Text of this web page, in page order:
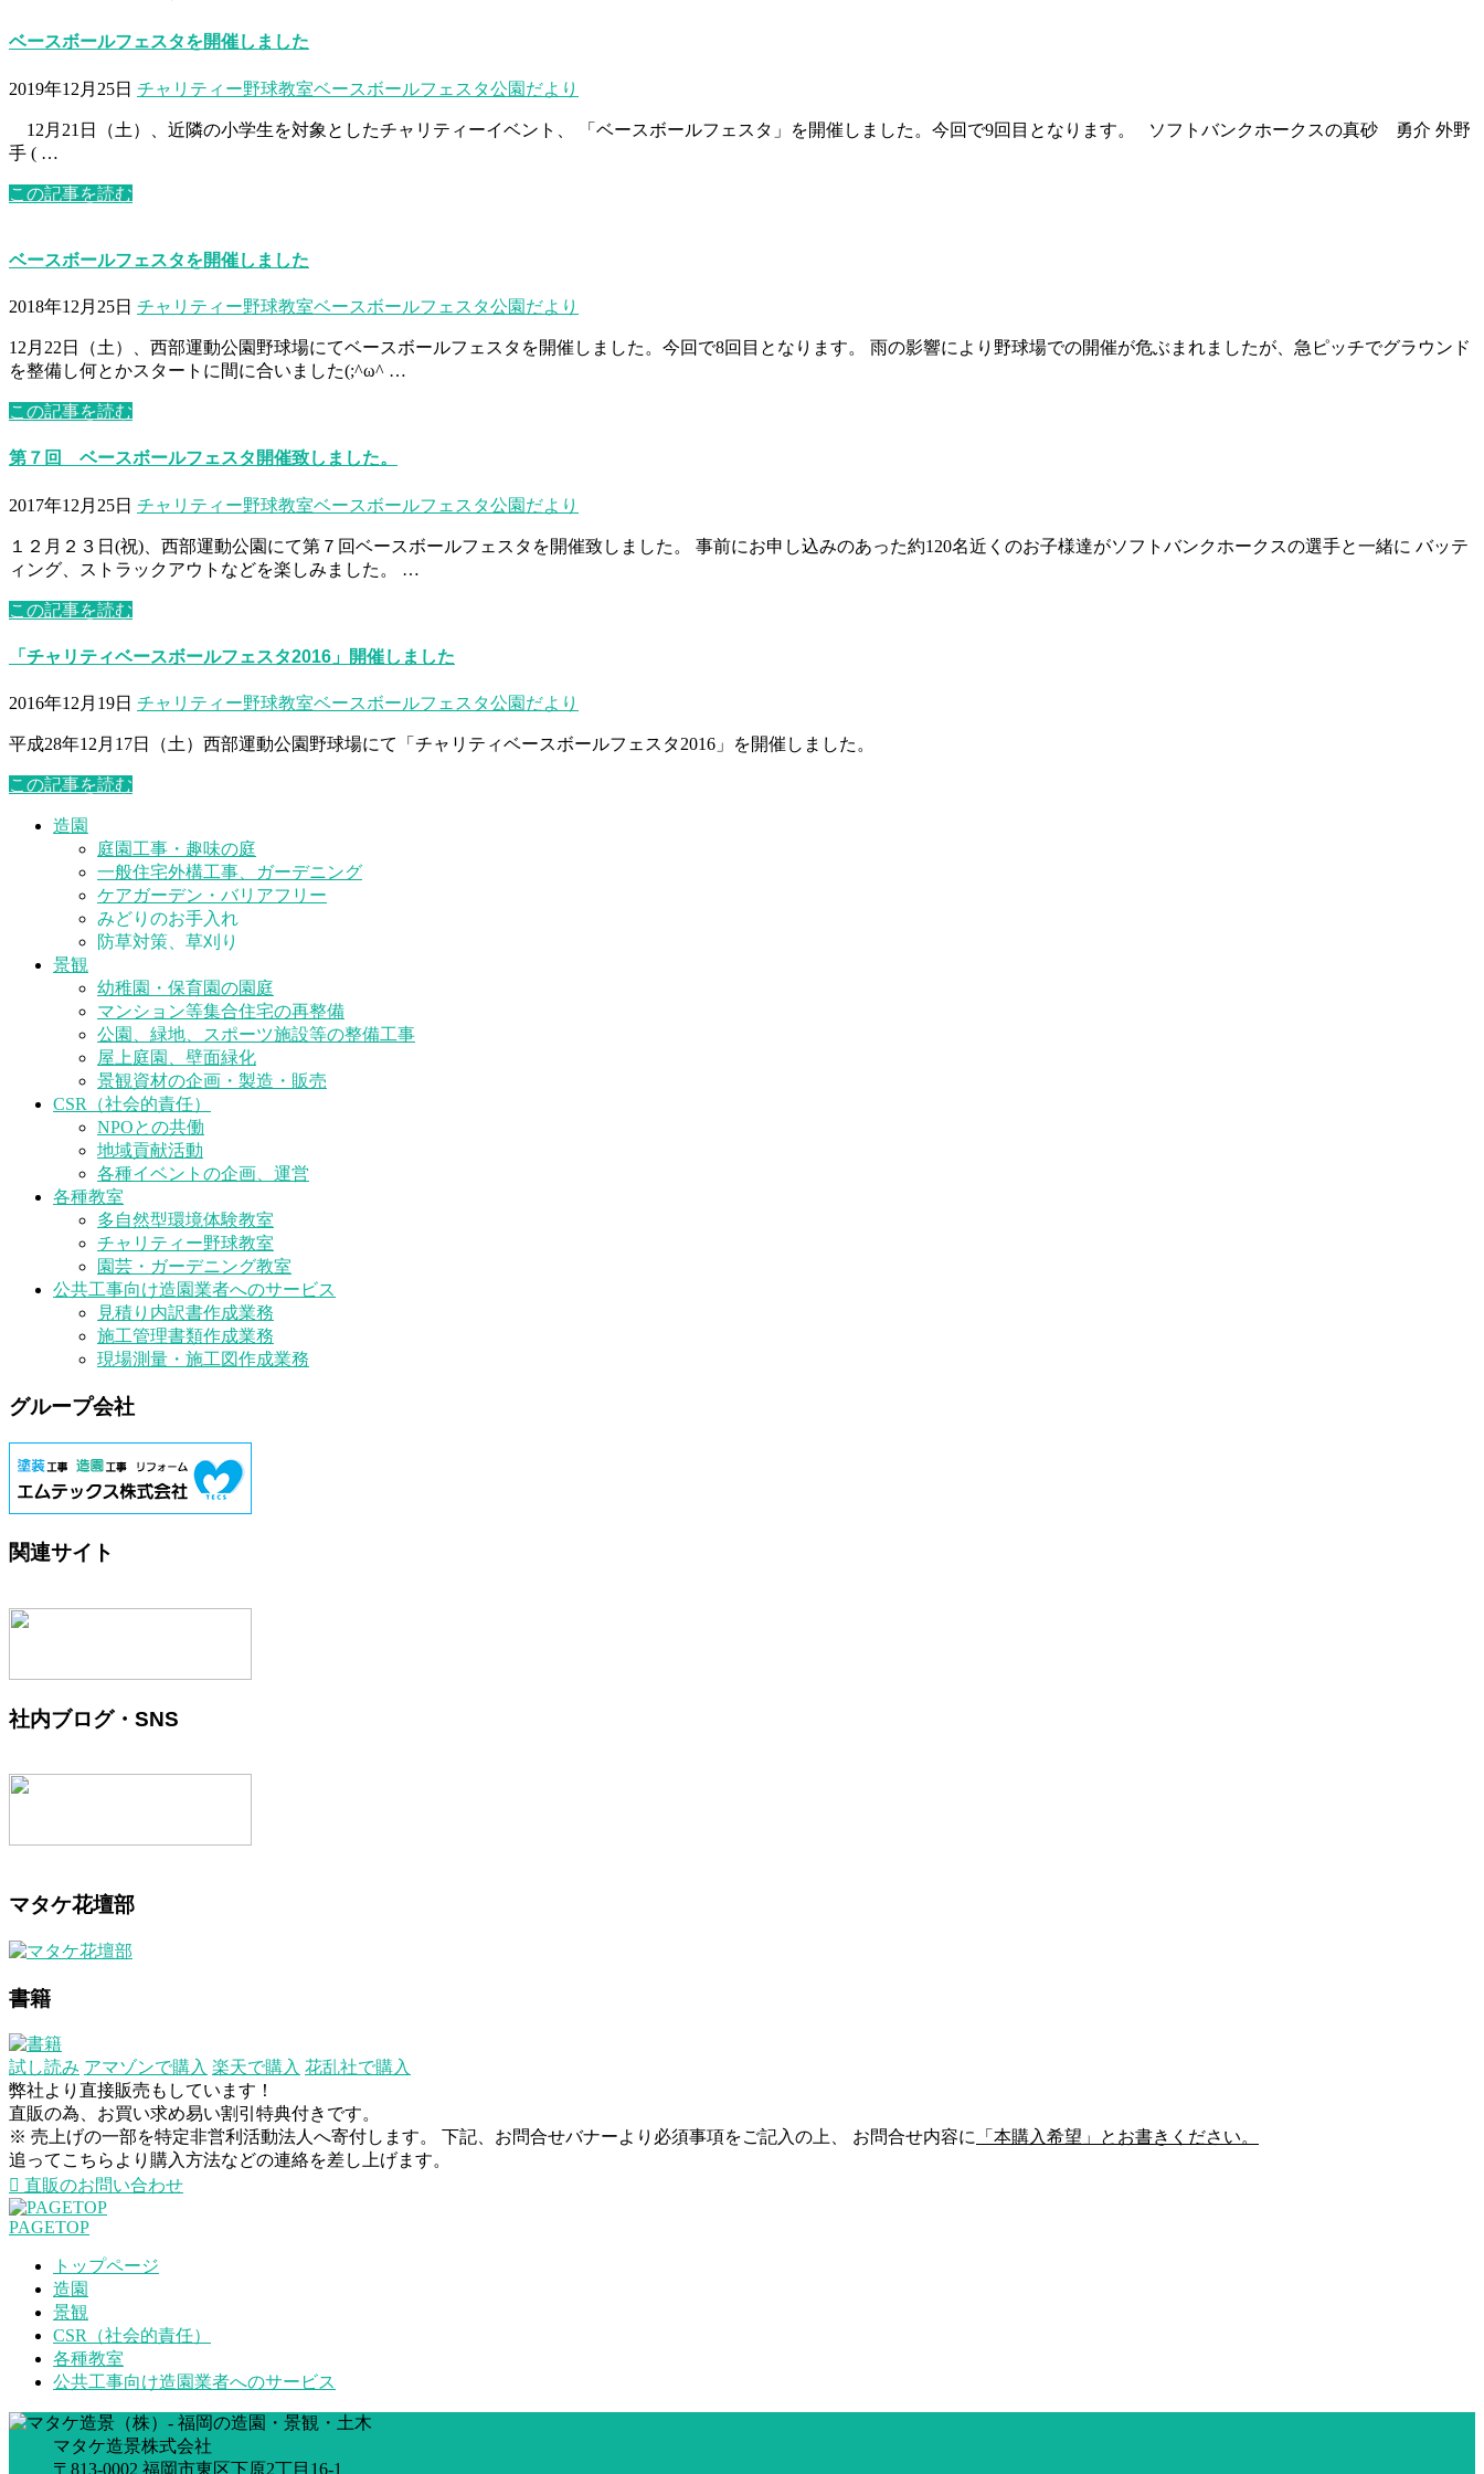
ベースボールフェスタを開催しました
2019年12月25日 チャリティー野球教室ベースボールフェスタ公園だより
12月21日（土）、近隣の小学生を対象としたチャリティーイベント、 「ベースボールフェスタ」を開催しました。今回で9回目となります。 ソフトバンクホークスの真砂 勇介 外野
手 ( …
この記事を読む
ベースボールフェスタを開催しました
2018年12月25日 チャリティー野球教室ベースボールフェスタ公園だより
12月22日（土）、西部運動公園野球場にてベースボールフェスタを開催しました。今回で8回目となります。 雨の影響により野球場での開催が危ぶまれましたが、急ピッチでグラウンド
を整備し何とかスタートに間に合いました(;^ω^ …
この記事を読む
第７回 ベースボールフェスタ開催致しました。
2017年12月25日 チャリティー野球教室ベースボールフェスタ公園だより
１２月２３日(祝)、西部運動公園にて第７回ベースボールフェスタを開催致しました。 事前にお申し込みのあった約120名近くのお子様達がソフトバンクホークスの選手と一緒に バッテ
ィング、ストラックアウトなどを楽しみました。 …
この記事を読む
「チャリティベースボールフェスタ2016」開催しました
2016年12月19日 チャリティー野球教室ベースボールフェスタ公園だより
平成28年12月17日（土）西部運動公園野球場にて「チャリティベースボールフェスタ2016」を開催しました。
この記事を読む
造園
庭園工事・趣味の庭
一般住宅外構工事、ガーデニング
ケアガーデン・バリアフリー
みどりのお手入れ
防草対策、草刈り
景観
幼稚園・保育園の園庭
マンション等集合住宅の再整備
公園、緑地、スポーツ施設等の整備工事
屋上庭園、壁面緑化
景観資材の企画・製造・販売
CSR（社会的責任）
NPOとの共働
地域貢献活動
各種イベントの企画、運営
各種教室
多自然型環境体験教室
チャリティー野球教室
園芸・ガーデニング教室
公共工事向け造園業者へのサービス
見積り内訳書作成業務
施工管理書類作成業務
現場測量・施工図作成業務
グループ会社
関連サイト
社内ブログ・SNS
マタケ花壇部
書籍
試し読み アマゾンで購入 楽天で購入 花乱社で購入
弊社より直接販売もしています！
直販の為、お買い求め易い割引特典付きです。
※ 売上げの一部を特定非営利活動法人へ寄付します。 下記、お問合せバナーより必須事項をご記入の上、 お問合せ内容に
「本購入希望」とお書きください。
追ってこちらより購入方法などの連絡を差し上げます。
直販のお問い合わせ
PAGETOP
トップページ
造園
景観
CSR（社会的責任）
各種教室
公共工事向け造園業者へのサービス
マタケ造景株式会社
〒813-0002 福岡市東区下原2丁目16-1